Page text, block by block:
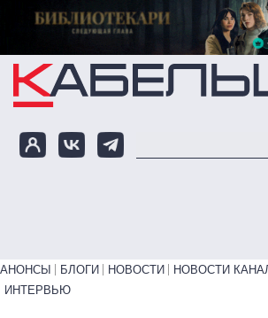
Перейти к основному содержанию
Primary links bottom
АНОНСЫ БЛОГИ НОВОСТИ НОВОСТИ
ИНТЕРВЬЮ